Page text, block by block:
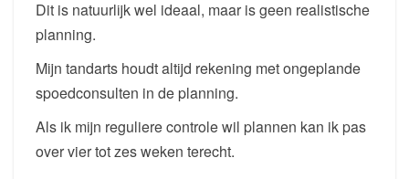
Dit is natuurlijk wel ideaal, maar is geen realistische
planning.
Mijn tandarts houdt altijd rekening met ongeplande
spoedconsulten in de planning.
Als ik mijn reguliere controle wil plannen kan ik pas
over vier tot zes weken terecht.